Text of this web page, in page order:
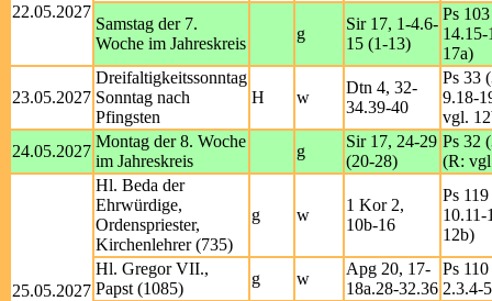
22.05.2027
Samstag der 7.
Woche im Jahreskreis
g
Sir 17, 1-4.6-
15 (1-13)
Ps
14.15-
17a)
23.05.2027
Dreifaltigkeitssonntag
Sonntag nach
Pfingsten
H w
Dtn 4, 32-
34.39-40
Ps 33
9.18-
vgl.
24.05.2027
Montag der 8. Woche
im Jahreskreis
g
Sir 17, 24-29
(20-28)
Ps 32
(R:
25.05.2027
Hl. Beda der
Ehrwürdige,
Ordenspriester,
Kirchenlehrer (735)
g w
1 Kor 2,
10b-16
Ps
10.11-
12b)
Hl. Gregor VII.,
Papst (1085)
g w
Apg 20, 17-
18a.28-32.36
Ps
2.3.4-